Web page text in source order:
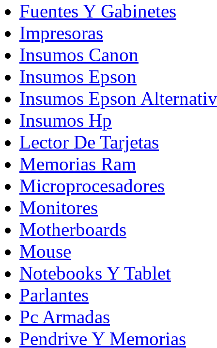
Fuentes Y Gabinetes
Impresoras
Insumos Canon
Insumos Epson
Insumos Epson
Insumos Hp
Lector De Tarjetas
Memorias Ram
Microprocesadores
Monitores
Motherboards
Mouse
Notebooks Y Tablet
Parlantes
Pc Armadas
Pendrive Y Memorias